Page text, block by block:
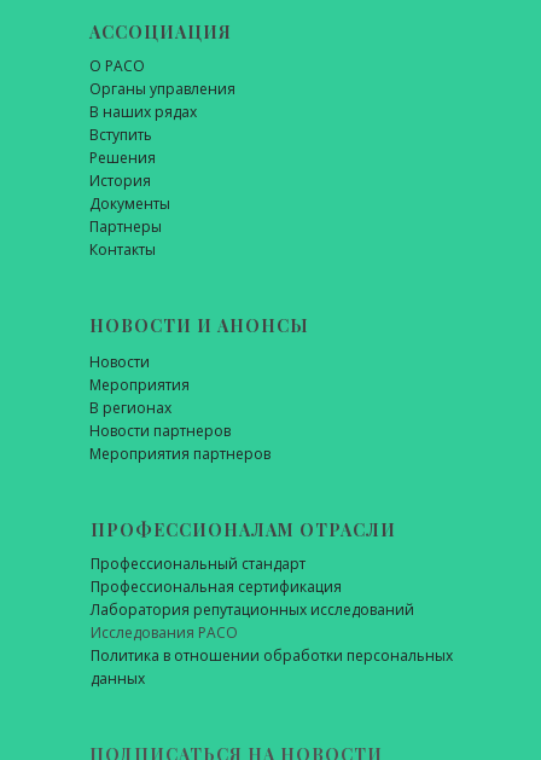
АССОЦИАЦИЯ
О РАСО
Органы управления
В наших рядах
Вступить
Решения
История
Документы
Партнеры
Контакты
НОВОСТИ И АНОНСЫ
Новости
Мероприятия
В регионах
Новости партнеров
Мероприятия партнеров
ПРОФЕССИОНАЛАМ ОТРАСЛИ
Профессиональный стандарт
Профессиональная сертификация
Лаборатория репутационных исследований
Исследования РАСО
Политика в отношении обработки персональных
данных
ПОДПИСАТЬСЯ НА НОВОСТИ